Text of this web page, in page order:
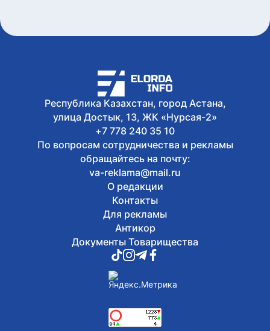
Республика Казахстан, город Астана,
улица Достык, 13, ЖК «Нурсая-2»
+7 778 240 35 10
По вопросам сотрудничества и рекламы
обращайтесь на почту:
va-reklama@mail.ru
О редакции
Контакты
Для рекламы
Антикор
Документы Товарищества